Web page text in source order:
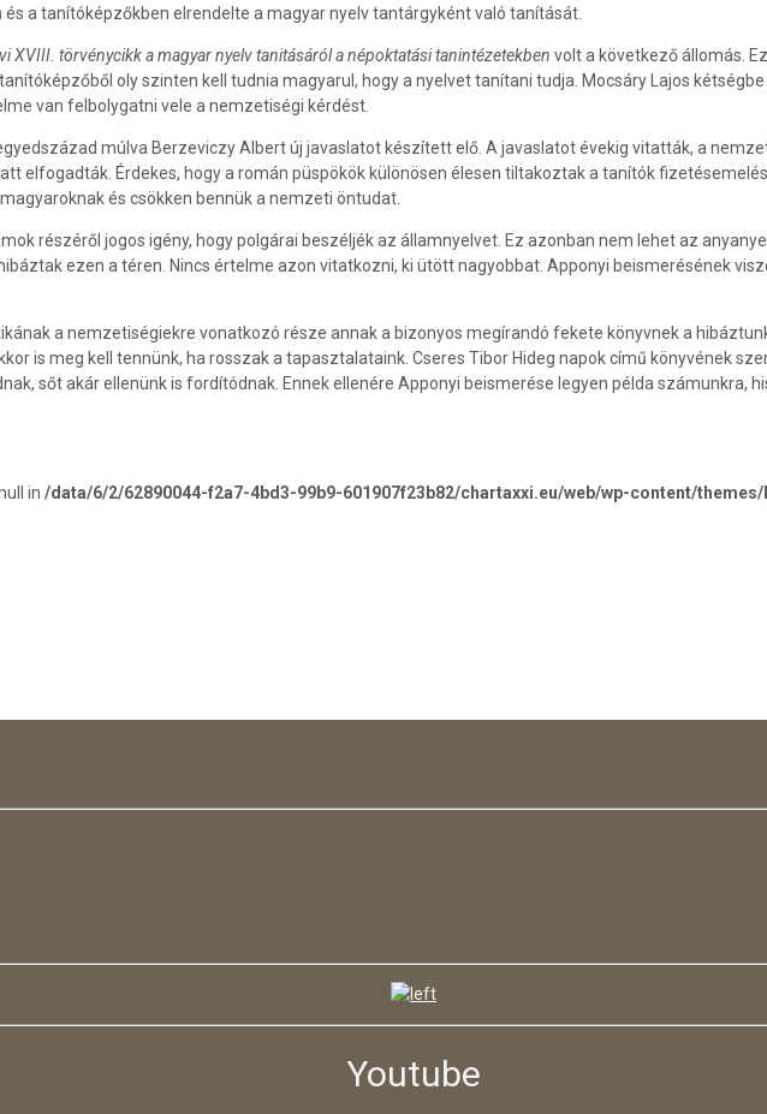
a tanítóképzőkben elrendelte a magyar nyelv tantárgyként való tanítását.
XVIII. törvénycikk a magyar nyelv tanitásáról a népoktatási tanintézetekben volt a következő állomás.
oly szinten kell tudnia magyarul, hogy a nyelvet tanítani tudja. Mocsáry Lajos
van felbolygatni vele a nemzetiségi kérdést.
múlva Berzeviczy Albert új javaslatot készített elő. A javaslatot évekig vitatták, a
elfogadták. Érdekes, hogy a román püspökök különösen élesen tiltakoztak a tanítók
és csökken bennük a nemzeti öntudat.
részéről jogos igény, hogy polgárai beszéljék az államnyelvet. Ez azonban nem lehet az
ezen a téren. Nincs értelme azon vitatkozni, ki ütött nagyobbat. Apponyi beismerésének
a nemzetiségiekre vonatkozó része annak a bizonyos megírandó fekete könyvnek a
is meg kell tennünk, ha rosszak a tapasztalataink. Cseres Tibor Hideg napok című könyvének
sőt akár ellenünk is fordítódnak. Ennek ellenére Apponyi beismerése legyen példa számunkra,
in /data/6/2/62890044-f2a7-4bd3-99b9-601907f23b82/chartaxxi.eu/web/wp-content/
Youtube